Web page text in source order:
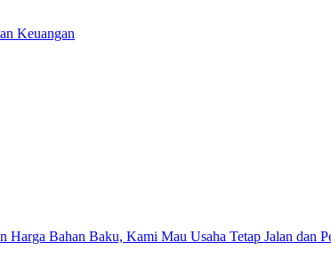
Keuangan
Bahan Baku, Kami Mau Usaha Tetap Jalan dan